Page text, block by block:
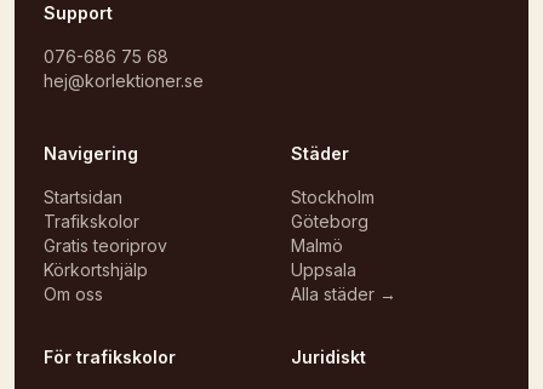
Support
076-686 75 68
hej@korlektioner.se
Navigering
Startsidan
Trafikskolor
Gratis teoriprov
Körkortshjälp
Om oss
Städer
Stockholm
Göteborg
Malmö
Uppsala
Alla städer →
För trafikskolor Juridiskt